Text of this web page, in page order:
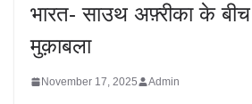
भारत- साउथ अफ़्रीका के बीच
मुक़ाबला
November 17, 2025 Admin